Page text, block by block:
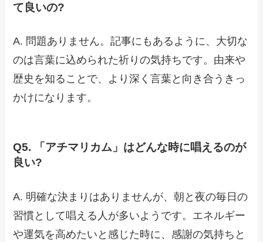
て良いの?
A. 問題ありません。記事にもあるように、大切な
のは言葉に込められた祈りの気持ちです。由来や
歴史を知ることで、より深く言葉と向き合うきっ
かけになります。
Q5. 「アチマリカム」はどんな時に唱えるのが
良い?
A. 明確な決まりはありませんが、朝と夜の毎日の
習慣として唱える人が多いようです。エネルギー
や運気を高めたいと感じた時に、感謝の気持ちと